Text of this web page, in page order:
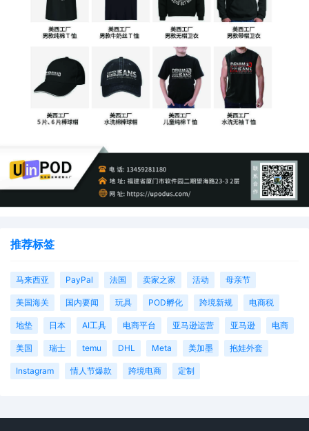
推荐标签
马来西亚 PayPal 法国 卖家之家 活动 母亲节
美国海关 国内要闻 玩具 POD孵化 跨境新规 电商税
地垫 日本 AI工具 电商平台 亚马逊运营 亚马逊 电商
美国 瑞士 temu DHL Meta 美加墨 抱娃外套
Instagram 情人节爆款 跨境电商 定制